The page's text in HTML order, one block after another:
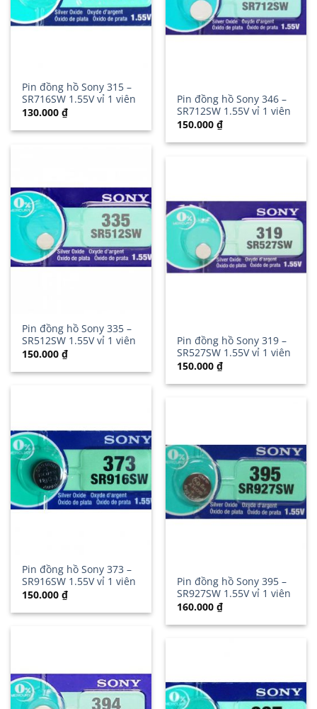
Pin đồng hồ Sony 315 –
SR716SW 1.55V vỉ 1 viên
130.000₫
Pin đồng hồ Sony 346 –
SR712SW 1.55V vỉ 1 viên
150.000₫
Pin đồng hồ Sony 335 –
SR512SW 1.55V vỉ 1 viên
150.000₫
Pin đồng hồ Sony 319 –
SR527SW 1.55V vỉ 1 viên
150.000₫
Pin đồng hồ Sony 373 –
SR916SW 1.55V vỉ 1 viên
150.000₫
Pin đồng hồ Sony 395 –
SR927SW 1.55V vỉ 1 viên
160.000₫